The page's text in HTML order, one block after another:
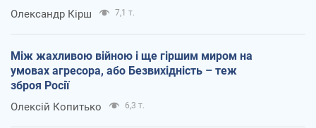
Олександр Кірш 7,1 т.
Між жахливою війною і ще гіршим миром на
умовах агресора, або Безвихідність – теж
зброя Росії
Олексій Копитько 6,3 т.